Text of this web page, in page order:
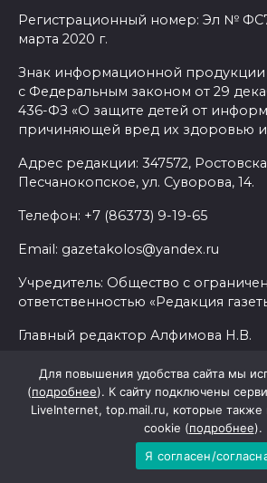
Регистрационный номер: Эл №
марта 2020 г.
Знак информационной продукции
с Федеральным законом от 29
436-ФЗ «О защите детей от
причиняющей вред их здоровью и
Адрес редакции: 347572,
Песчанокопское, ул. Суворова, 14.
Телефон: +7 (86373) 9-19-65
Email: gazetakolos@yandex.ru
Учредитель: Общество с
ответственностью «Редакция
Главный редактор Алфимова Н.В.
Политика конфиденциальности и
информации
Согласие на обработку
помощью сервисов Yandex.Metrika,
Для повышения удобства сайта мы
(подробнее). К сайту подключены
LiveInternet, top.mail.ru, которые также
cookie (подробнее).
Я согласен/